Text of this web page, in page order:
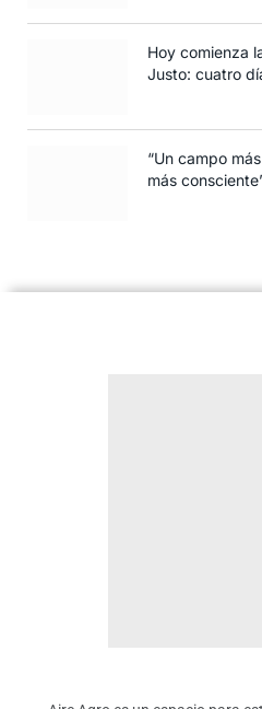
Hoy comienza
Justo: cuatro
“Un campo
más